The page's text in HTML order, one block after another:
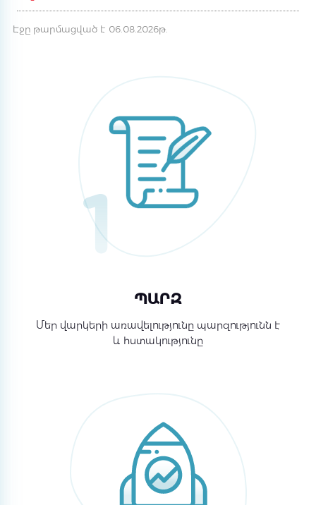
Էջը թարմացված է 06.08.2026թ.
ՊԱՐԶ
Մեր վարկերի առավելությունը պարզությունն է
և հստակությունը